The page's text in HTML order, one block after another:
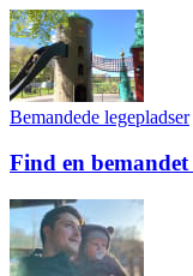
Bemandede legepladser
Find en